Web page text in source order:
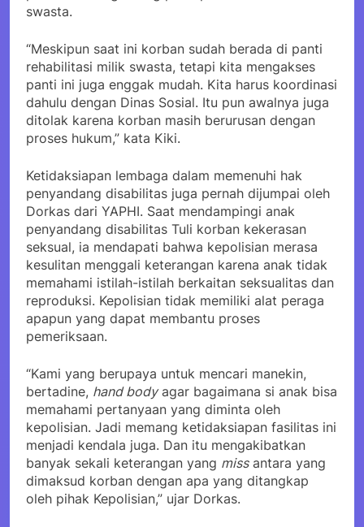
swasta.
“Meskipun saat ini korban sudah berada di panti
rehabilitasi milik swasta, tetapi kita mengakses
panti ini juga enggak mudah. Kita harus koordinasi
dahulu dengan Dinas Sosial. Itu pun awalnya juga
ditolak karena korban masih berurusan dengan
proses hukum,” kata Kiki.
Ketidaksiapan lembaga dalam memenuhi hak
penyandang disabilitas juga pernah dijumpai oleh
Dorkas dari YAPHI. Saat mendampingi anak
penyandang disabilitas Tuli korban kekerasan
seksual, ia mendapati bahwa kepolisian merasa
kesulitan menggali keterangan karena anak tidak
memahami istilah-istilah berkaitan seksualitas dan
reproduksi. Kepolisian tidak memiliki alat peraga
apapun yang dapat membantu proses
pemeriksaan.
“Kami yang berupaya untuk mencari manekin,
bertadine, hand bodyagar bagaimana si anak bisa
memahami pertanyaan yang diminta oleh
kepolisian. Jadi memang ketidaksiapan fasilitas ini
menjadi kendala juga. Dan itu mengakibatkan
banyak sekali keterangan yang missantara yang
dimaksud korban dengan apa yang ditangkap
oleh pihak Kepolisian,” ujar Dorkas.